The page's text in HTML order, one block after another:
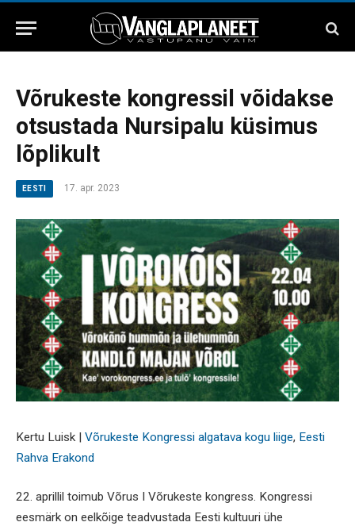
Võrukeste kongressil võidakse
otsustada Nursipalu küsimus
lõplikult
EESTI 17. apr. 2023
Kertu Luisk | Võrukeste Kongressi algatava kogu liige, Eesti
Rahva Erakond
22. aprillil toimub Võrus I Võrukeste kongress. Kongressi
eesmärk on eelkõige teadvustada Eesti kultuuri ühe